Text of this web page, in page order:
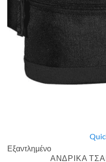
Εξαντλημένο
ΑΝΔΡΙΚΑ